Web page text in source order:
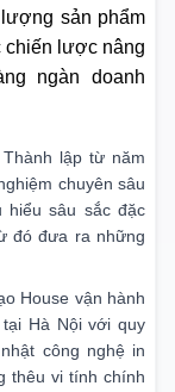
sản phẩm
chiến lược nâng
ngàn doanh
Thành lập từ năm
chuyên sâu
hiểu sâu sắc đặc
đó đưa ra những
House vận hành
Hà Nội với quy
công nghệ in
thêu vi tính chính